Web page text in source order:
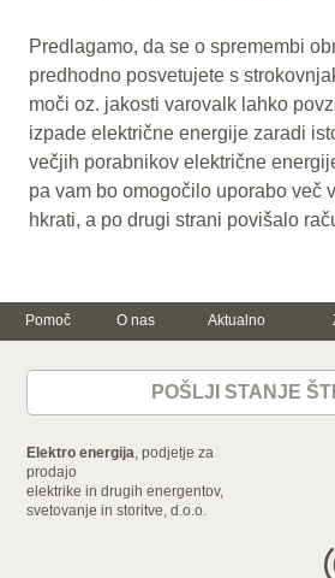
Predlagamo, da se o spremembi
predhodno posvetujete s
moči oz. jakosti varovalk lahko
izpade električne energije zaradi
večjih porabnikov električne
pa vam bo omogočilo uporabo več
hkrati, a po drugi strani povišalo
Za dom
Storitve
Dokumenti in
ceniki
Za podjetje
Električna energija
Mala in srednja
Velika podjetja in
industrija
energija
Varčujte
nami
Pomoč O nas Aktualno
POŠLJI STANJE
Elektro energija, podjetje za
prodajo
elektrike in drugih energentov,
svetovanje in storitve, d.o.o.